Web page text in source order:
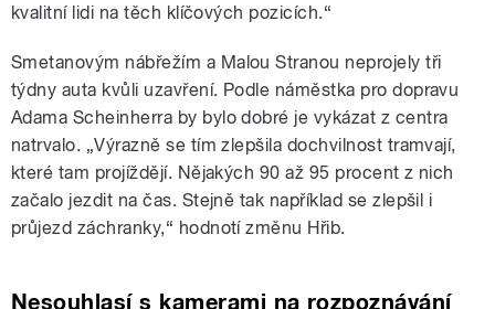
kvalitní lidi na těch klíčových pozicích.“
Smetanovým nábřežím a Malou Stranou neprojely tři
týdny auta kvůli uzavření. Podle náměstka pro dopravu
Adama Scheinherra by bylo dobré je vykázat z centra
natrvalo. „Výrazně se tím zlepšila dochvilnost tramvají,
které tam projíždějí. Nějakých 90 až 95 procent z nich
začalo jezdit na čas. Stejně tak například se zlepšil i
průjezd záchranky,“ hodnotí změnu Hřib.
Nesouhlasí s kamerami na rozpoznávání